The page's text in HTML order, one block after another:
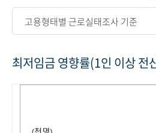
고용형태별 근로실태조사 기준
최저임금 영향률(1인 이상 전